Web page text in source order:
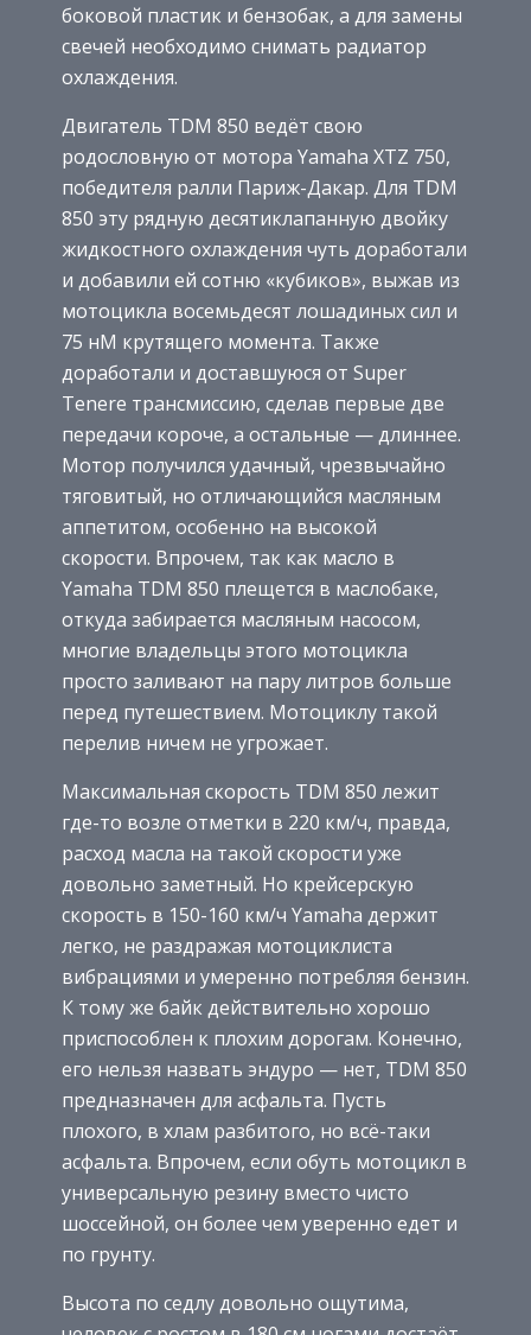
боковой пластик и бензобак, а для замены
свечей необходимо снимать радиатор
охлаждения.
Двигатель TDM 850 ведёт свою
родословную от мотора Yamaha XTZ 750,
победителя ралли Париж-Дакар. Для TDM
850 эту рядную десятиклапанную двойку
жидкостного охлаждения чуть доработали
и добавили ей сотню «кубиков», выжав из
мотоцикла восемьдесят лошадиных сил и
75 нМ крутящего момента. Также
доработали и доставшуюся от Super
Tenere трансмиссию, сделав первые две
передачи короче, а остальные — длиннее.
Мотор получился удачный, чрезвычайно
тяговитый, но отличающийся масляным
аппетитом, особенно на высокой
скорости. Впрочем, так как масло в
Yamaha TDM 850 плещется в маслобаке,
откуда забирается масляным насосом,
многие владельцы этого мотоцикла
просто заливают на пару литров больше
перед путешествием. Мотоциклу такой
перелив ничем не угрожает.
Максимальная скорость TDM 850 лежит
где-то возле отметки в 220 км/ч, правда,
расход масла на такой скорости уже
довольно заметный. Но крейсерскую
скорость в 150-160 км/ч Yamaha держит
легко, не раздражая мотоциклиста
вибрациями и умеренно потребляя бензин.
К тому же байк действительно хорошо
приспособлен к плохим дорогам. Конечно,
его нельзя назвать эндуро — нет, TDM 850
предназначен для асфальта. Пусть
плохого, в хлам разбитого, но всё-таки
асфальта. Впрочем, если обуть мотоцикл в
универсальную резину вместо чисто
шоссейной, он более чем уверенно едет и
по грунту.
Высота по седлу довольно ощутима,